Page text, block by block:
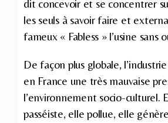
dit concevoir et se concentrer
les seuls à savoir faire et
fameux « Fabless » l’usine sans
De façon plus globale,
en France une très mauvaise
l’environnement socio-culturel.
passéiste, elle pollue, elle